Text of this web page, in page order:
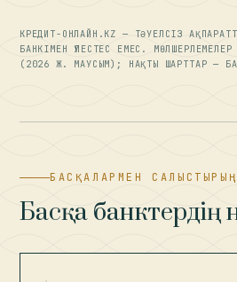
КРЕДИТ-ОНЛАЙН.KZ — ТӘУЕЛСІЗ
БАНКІМЕН ҮЛЕСТЕС ЕМЕС.
(2026 Ж. МАУСЫМ); НАҚТЫ ШАРТТАР —
БАСҚАЛАРМЕН
Басқа банктердің